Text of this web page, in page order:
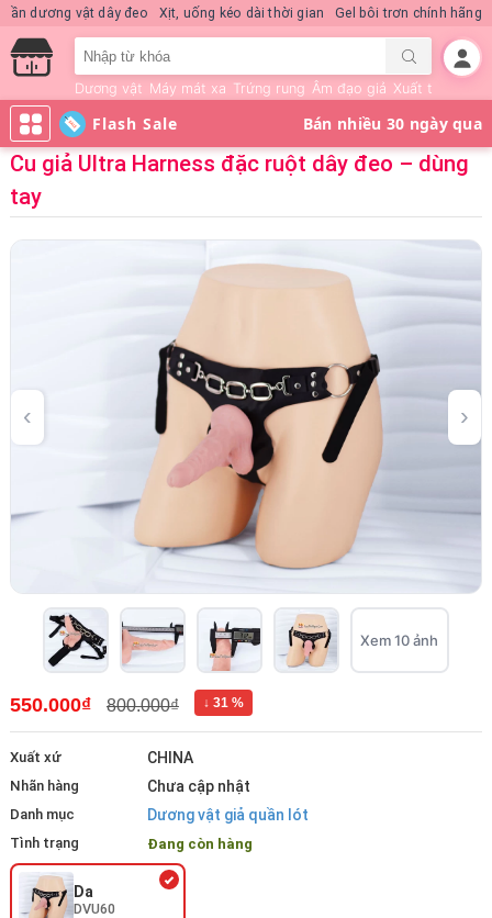
Nước hoa KD Quick Rush Quần dương vật dây đeo Xịt, uống kéo dài thời
Dương vật Máy mát xa Trứng rung Âm đạo giả Xuất tinh sớm
Flash Sale
Cu giả Ultra Harness đặc ruột dây đeo – dùng
tay
Xem 10 ảnh
550.000₫ 800.000₫ ↓ 31 %
Xuất xứ CHINA
Nhãn hàng Chưa cập nhật
Danh mục Dương vật giả quần lót
Tình trạng Đang còn hàng
Da
DVU60